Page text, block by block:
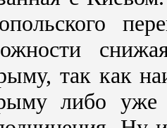
так как
либо уже